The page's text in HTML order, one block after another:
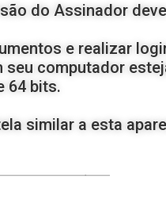
do Assinador
e realizar
computador
64 bits.
similar a esta